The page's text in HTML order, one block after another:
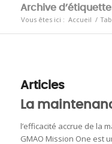
Archive
Vous êtes ici : Accueil /
Articles
La
l’efficacité accrue de la
GMAO Mission One est